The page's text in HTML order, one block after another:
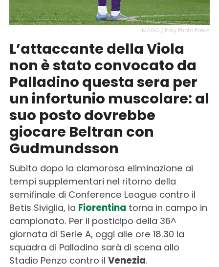
IMAGO / Italy Photo Press
L’attaccante della Viola
non è stato convocato da
Palladino questa sera per
un infortunio muscolare: al
suo posto dovrebbe
giocare Beltran con
Gudmundsson
Subito dopo la clamorosa eliminazione ai
tempi supplementari nel ritorno della
semifinale di Conference League contro il
Betis Siviglia, la Fiorentina torna in campo in
campionato. Per il posticipo della 36^
giornata di Serie A, oggi alle ore 18.30 la
squadra di Palladino sarà di scena allo
Stadio Penzo contro il Venezia.